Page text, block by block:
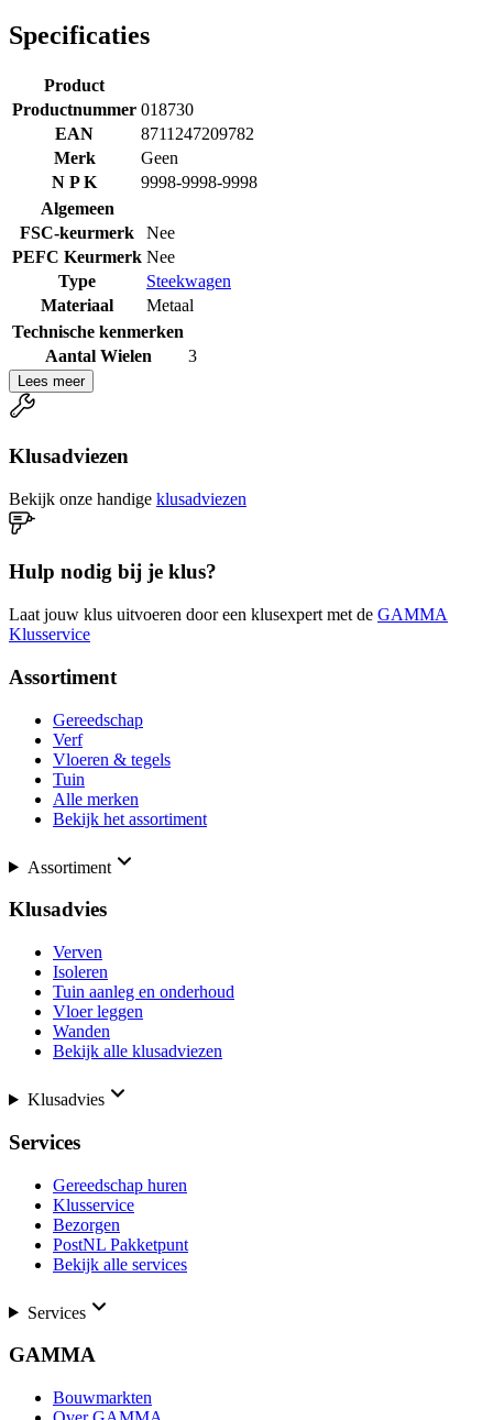
Specificaties
Product
Productnummer 018730
EAN
8711247209782
Merk
Geen
N P K
9998-9998-9998
Algemeen
FSC-keurmerk
Nee
PEFC Keurmerk Nee
Type
Steekwagen
Materiaal
Metaal
Technische kenmerken
Aantal Wielen
3
Lees meer
Klusadviezen
Bekijk onze handige klusadviezen
Hulp nodig bij je klus?
Laat jouw klus uitvoeren door een klusexpert met de GAMMA
Klusservice
Assortiment
Gereedschap
Verf
Vloeren & tegels
Tuin
Alle merken
Bekijk het assortiment
Assortiment
Klusadvies
Verven
Isoleren
Tuin aanleg en onderhoud
Vloer leggen
Wanden
Bekijk alle klusadviezen
Klusadvies
Services
Gereedschap huren
Klusservice
Bezorgen
PostNL Pakketpunt
Bekijk alle services
Services
GAMMA
Bouwmarkten